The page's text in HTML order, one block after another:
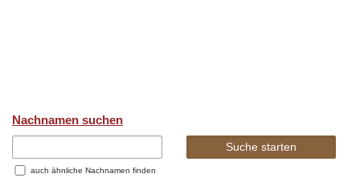
Nachnamen suchen
auch ähnliche Nachnamen finden